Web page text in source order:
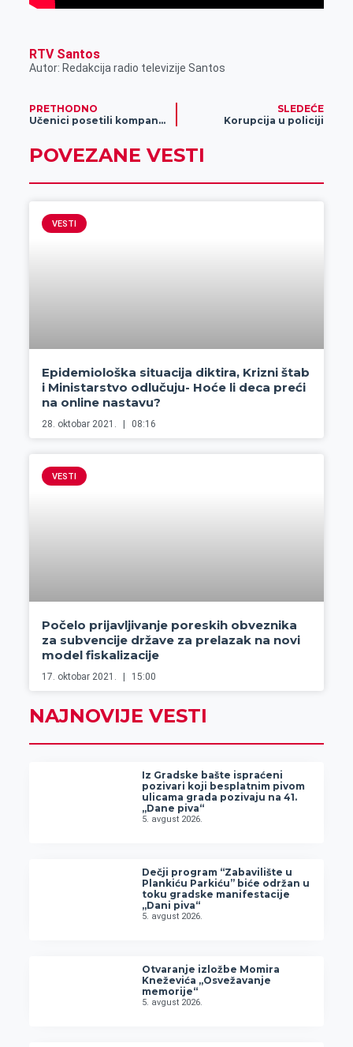
RTV Santos
Autor: Redakcija radio televizije Santos
PRETHODNO
Učenici posetili kompaniju Gomex u okviru projekta profesionalne orijentacije
SLEDEĆE
Korupcija u policiji
POVEZANE VESTI
VESTI
Epidemiološka situacija diktira, Krizni štab
i Ministarstvo odlučuju- Hoće li deca preći
na online nastavu?
28. oktobar 2021. 08:16
VESTI
Počelo prijavljivanje poreskih obveznika
za subvencije države za prelazak na novi
model fiskalizacije
17. oktobar 2021. 15:00
NAJNOVIJE VESTI
Iz Gradske bašte ispraćeni
pozivari koji besplatnim pivom
ulicama grada pozivaju na 41.
„Dane piva“
5. avgust 2026.
Dečji program “Zabavilište u
Plankiću Parkiću” biće održan u
toku gradske manifestacije
„Dani piva“
5. avgust 2026.
Otvaranje izložbe Momira
Kneževića „Osvežavanje
memorije“
5. avgust 2026.